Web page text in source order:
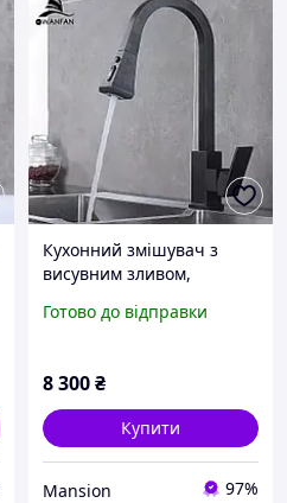
Кухонний змішувач з
висувним зливом,
раковини на кухню,
Готово до відправки
8 300₴
Купити
Mansion 97%